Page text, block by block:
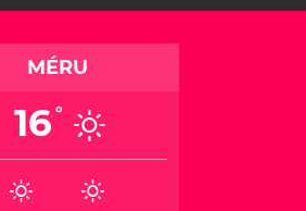
MÉRU
16 °